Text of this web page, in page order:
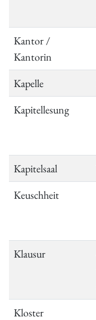
Kantor /
Kantorin
Kapelle
Kapitellesung
Kapitelsaal
Keuschheit
Klausur
Kloster